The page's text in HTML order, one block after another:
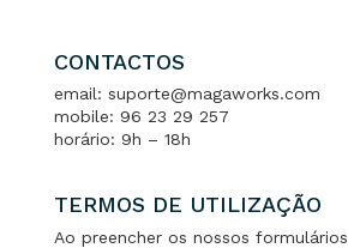
CONTACTOS
email: suporte@magaworks.com
mobile: 96 23 29 257
horário: 9h – 18h
TERMOS DE UTILIZAÇÃO
Ao preencher os nossos